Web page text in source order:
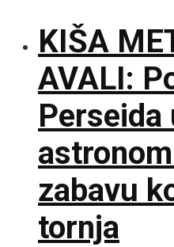
KIŠA
AVALI:
Perseida
zabavu
tornja